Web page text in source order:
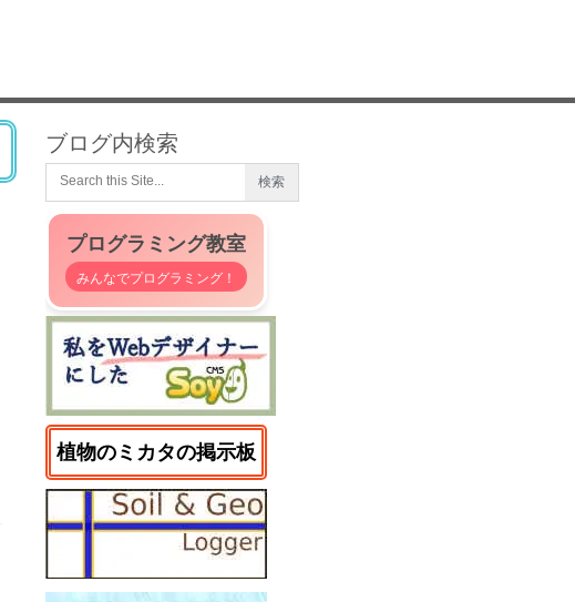
ブログ内検索
プログラミング教室
みんなでプログラミング！
植物のミカタの掲示板